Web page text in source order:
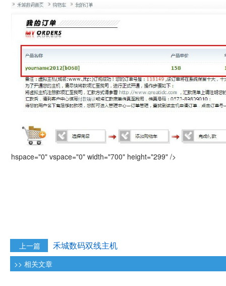
hspace="0" vspace="0" width="700" height="299" />
上一篇 禾城数码双线主机
>> 相关文章